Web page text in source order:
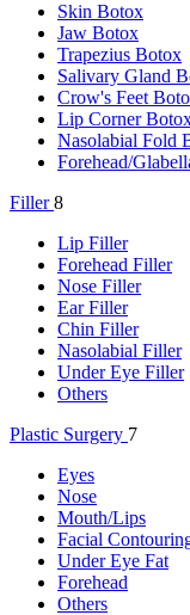
Skin Botox
Jaw Botox
Trapezius Botox
Salivary Gland
Crow's Feet
Lip Corner
Nasolabial Fold
Forehead/
Filler8
Lip Filler
Forehead Filler
Nose Filler
Ear Filler
Chin Filler
Nasolabial Filler
Under Eye Filler
Others
Plastic Surgery 7
Eyes
Nose
Mouth/Lips
Facial
Under Eye Fat
Forehead
Others